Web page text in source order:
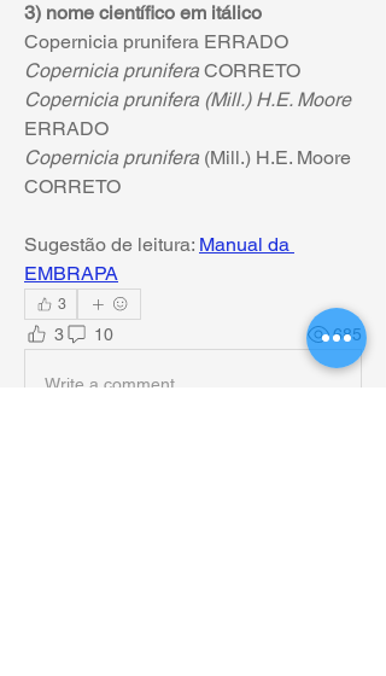
3) nome científico em itálico
Copernicia prunifera ERRADO
Copernicia prunifera CORRETO
Copernicia prunifera (Mill.) H.E. Moore
ERRADO
Copernicia prunifera (Mill.) H.E. Moore
CORRETO
Sugestão de leitura: Manual da
EMBRAPA
3
3 10 685
Write a comment...